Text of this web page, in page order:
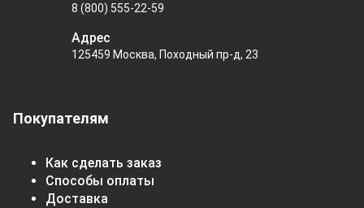
Покупателям
Как сделать заказ
Способы оплаты
Доставка
8 (800) 555-22-59
Адрес
125459 Москва, Походный пр-д, 23